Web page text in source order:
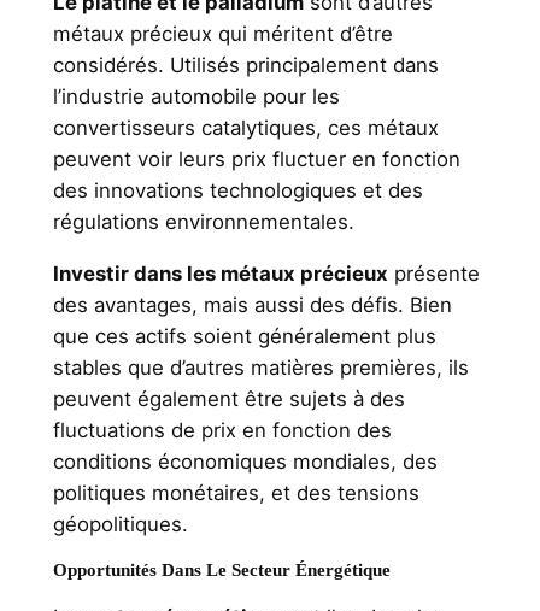
métaux précieux qui méritent d’être
considérés. Utilisés principalement dans
l’industrie automobile pour les
convertisseurs catalytiques, ces métaux
peuvent voir leurs prix fluctuer en fonction
des innovations technologiques et des
régulations environnementales.
Investir dans les métaux précieux présente
des avantages, mais aussi des défis. Bien
que ces actifs soient généralement plus
stables que d’autres matières premières, ils
peuvent également être sujets à des
fluctuations de prix en fonction des
conditions économiques mondiales, des
politiques monétaires, et des tensions
géopolitiques.
Opportunités Dans Le Secteur Énergétique